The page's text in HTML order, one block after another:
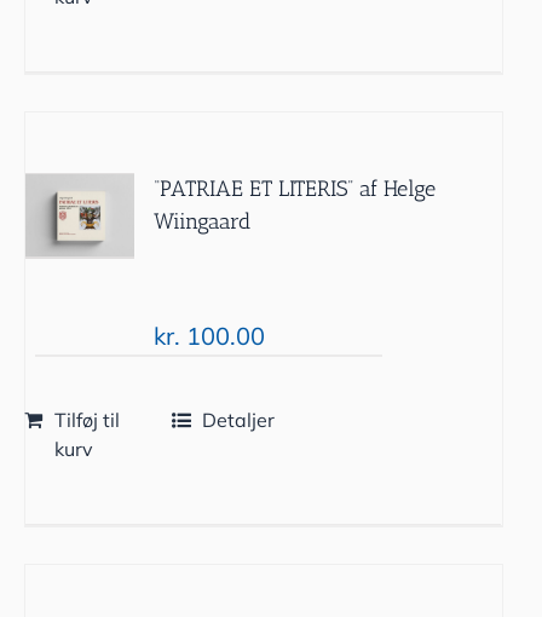
“PATRIAE ET LITERIS” af Helge
Wiingaard
kr. 100.00
Tilføj til
kurv
Detaljer